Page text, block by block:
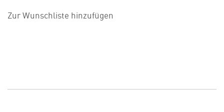
Zur Wunschliste hinzufügen